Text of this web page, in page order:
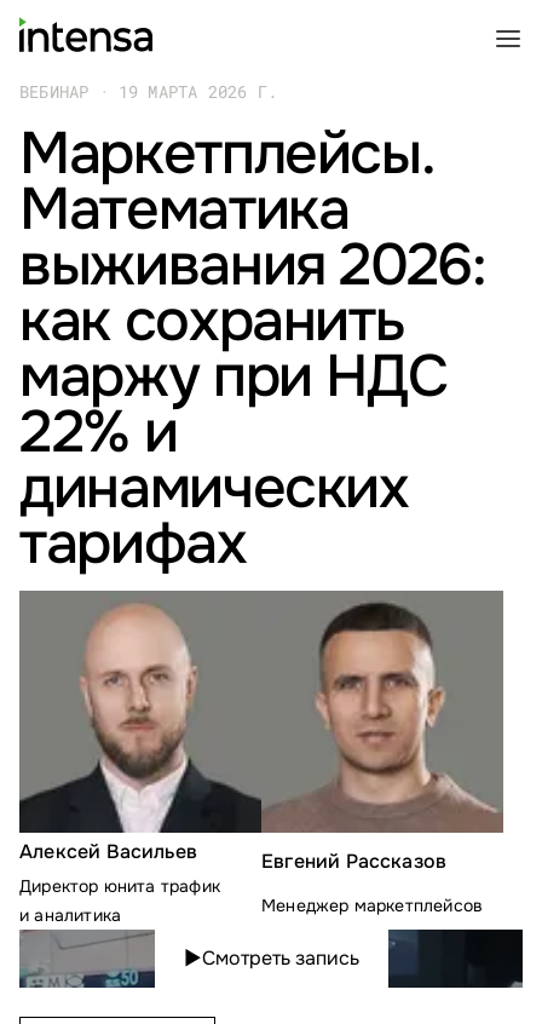
ВЕБИНАР · 19 МАРТА 2026 Г.
Маркетплейсы.
Математика
выживания 2026:
как сохранить
маржу при НДС
22% и
динамических
тарифах
Алексей Васильев
Директор юнита трафик
и аналитика
Евгений Рассказов
Менеджер маркетплейсов
▶Смотреть запись